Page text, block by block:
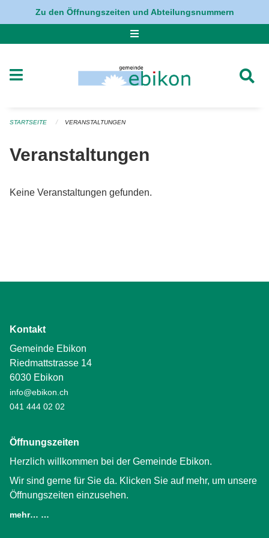
Navigation überspringen
Zu den Öffnungszeiten und Abteilungsnummern
STARTSEITE VERANSTALTUNGEN
Veranstaltungen
Keine Veranstaltungen gefunden.
Kontakt
Gemeinde Ebikon
Riedmattstrasse 14
6030 Ebikon
info@ebikon.ch
041 444 02 02
Öffnungszeiten
Herzlich willkommen bei der Gemeinde Ebikon.
Wir sind gerne für Sie da. Klicken Sie auf mehr, um unsere
Öffnungszeiten einzusehen.
mehr… …